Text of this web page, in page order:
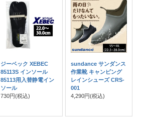
ジーベック XEBEC
85113S インソール
85113用入替静電イン
ソール
730円(税込)
sundance サンダンス
作業靴 キャンピング
レインシューズ CRS-
001
4,290円(税込)